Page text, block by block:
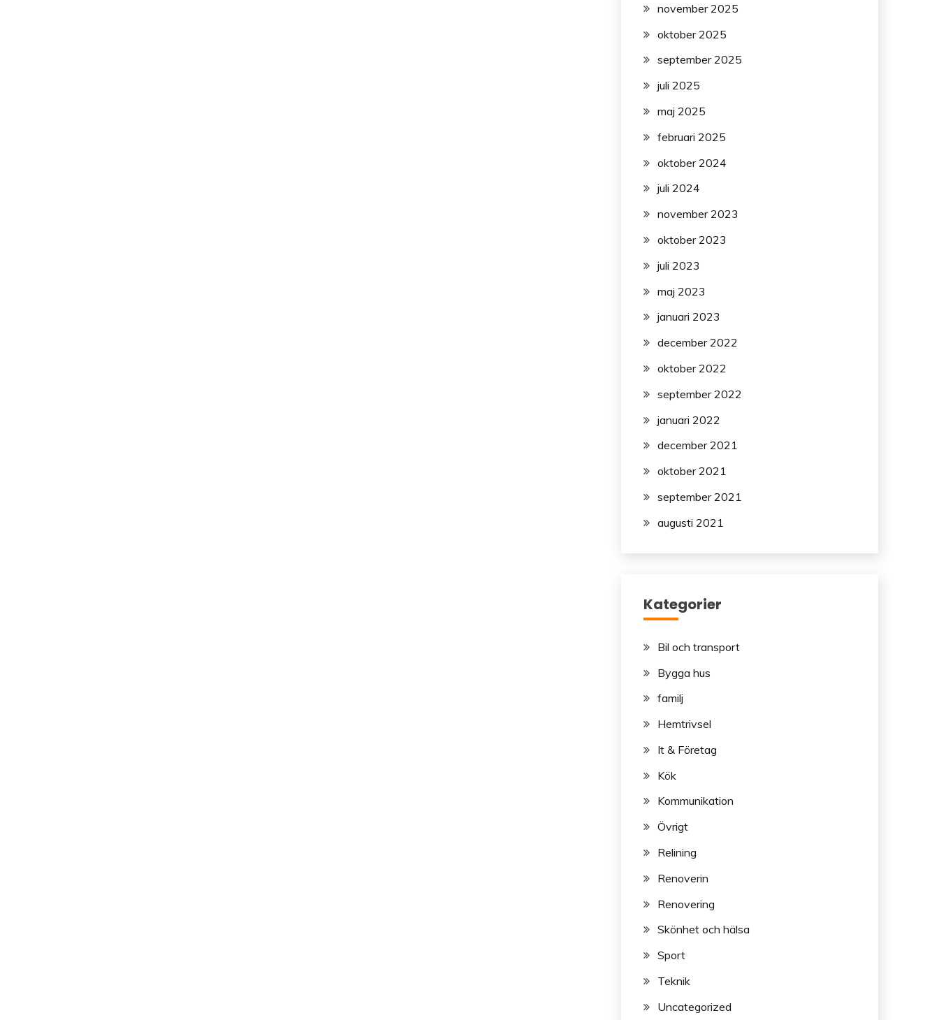
november 2025
oktober 2025
september 2025
juli 2025
maj 2025
februari 2025
oktober 2024
juli 2024
november 2023
oktober 2023
juli 2023
maj 2023
januari 2023
december 2022
oktober 2022
september 2022
januari 2022
december 2021
oktober 2021
september 2021
augusti 2021
Kategorier
Bil och transport
Bygga hus
familj
Hemtrivsel
It & Företag
Kök
Kommunikation
Övrigt
Relining
Renoverin
Renovering
Skönhet och hälsa
Sport
Teknik
Uncategorized